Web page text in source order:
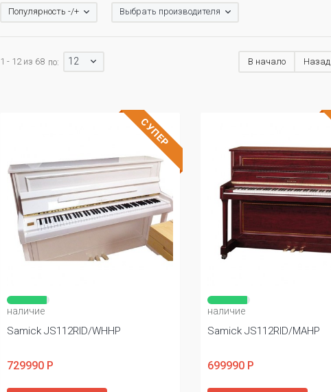
Популярность -/+ Выбрать производителя
1 - 12 из 68 по: 12 В начало Назад
СУПЕР
наличие
Samick JS112RID/WHHP
729990 Р
наличие
Samick JS112RID/MAHP
699990 Р